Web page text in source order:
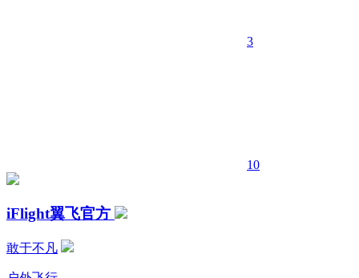
3
10
iFlight翼飞官方
敢于不凡